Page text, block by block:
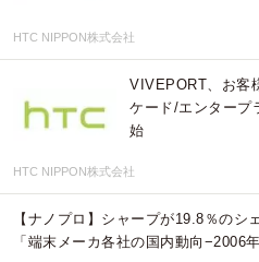
HTC NIPPON株式会社
VIVEPORT、お客
ケード/エンタープ
始
HTC NIPPON株式会社
【ナノプロ】シャープが19.8％の
「端末メーカ各社の国内動向−2006